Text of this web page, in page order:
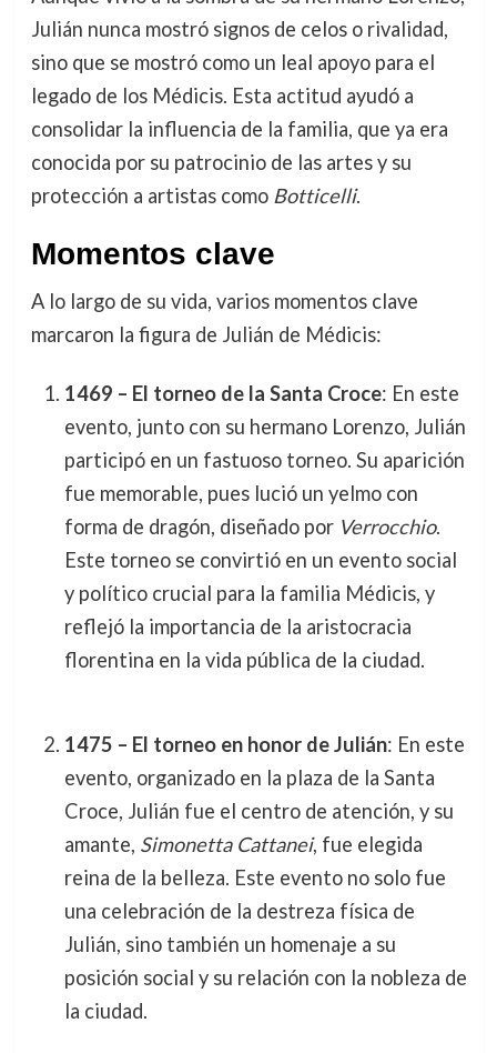
Julián nunca mostró signos de celos o rivalidad,
sino que se mostró como un leal apoyo para el
legado de los Médicis. Esta actitud ayudó a
consolidar la influencia de la familia, que ya era
conocida por su patrocinio de las artes y su
protección a artistas como Botticelli.
Momentos clave
A lo largo de su vida, varios momentos clave
marcaron la figura de Julián de Médicis:
1469 – El torneo de la Santa Croce: En este
evento, junto con su hermano Lorenzo, Julián
participó en un fastuoso torneo. Su aparición
fue memorable, pues lució un yelmo con
forma de dragón, diseñado por Verrocchio.
Este torneo se convirtió en un evento social
y político crucial para la familia Médicis, y
reflejó la importancia de la aristocracia
florentina en la vida pública de la ciudad.
1475 – El torneo en honor de Julián: En este
evento, organizado en la plaza de la Santa
Croce, Julián fue el centro de atención, y su
amante, Simonetta Cattanei, fue elegida
reina de la belleza. Este evento no solo fue
una celebración de la destreza física de
Julián, sino también un homenaje a su
posición social y su relación con la nobleza de
la ciudad.